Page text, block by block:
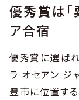
優秀賞は
ア合宿
優秀賞に選ば
ラ オセアン ジ
豊市に位置す